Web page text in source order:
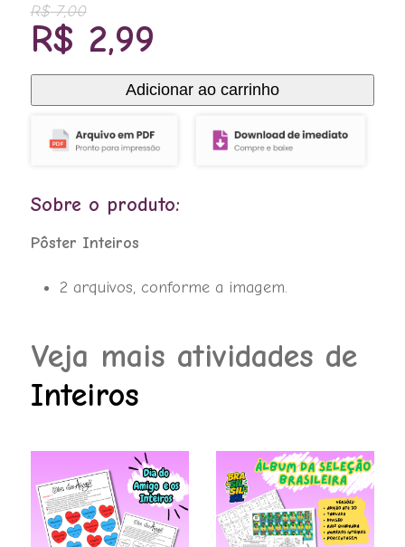
R$7,00
O
preço
original
era:
R$ 7,00.
R$ 2,99
preço
atual
é:
R$ 2,99.
Pôster
Inteiros
quantidade
Adicionar ao carrinho
Sobre o produto:
Pôster Inteiros
2 arquivos, conforme a imagem.
Veja mais atividades de
Inteiros